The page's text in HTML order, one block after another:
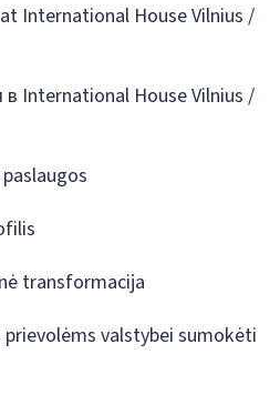
International House Vilnius /
в International House Vilnius /
transformacija
prievolėms valstybei sumokėti